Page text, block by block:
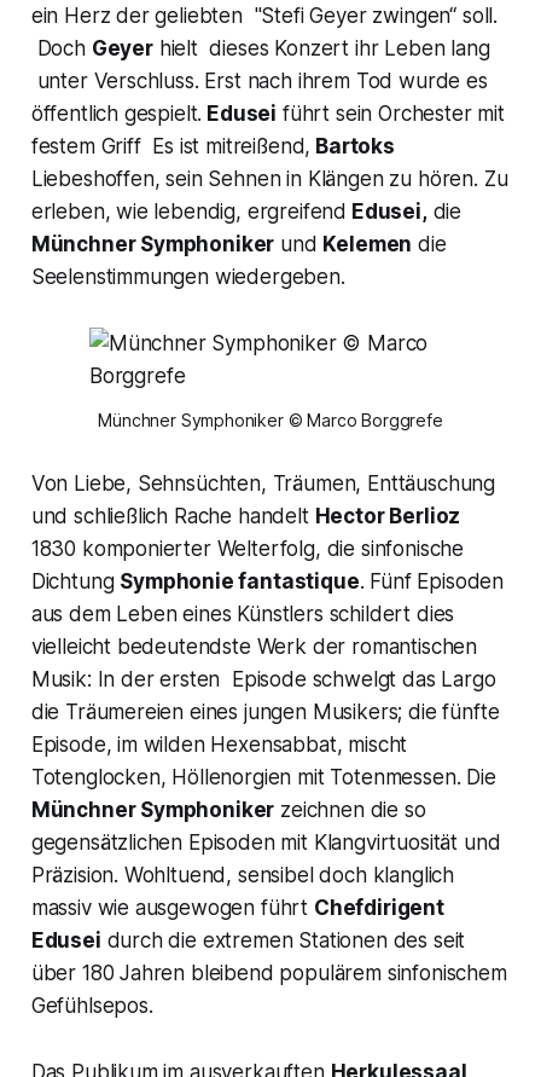
ein Herz der geliebten "Stefi Geyer zwingen“ soll.
Doch Geyerhielt dieses Konzert ihr Leben lang
unter Verschluss. Erst nach ihrem Tod wurde es
öffentlich gespielt. Edusei führt sein Orchester mit
festem Griff Es ist mitreißend, Bartoks
Liebeshoffen, sein Sehnen in Klängen zu hören. Zu
erleben, wie lebendig, ergreifend Edusei,die
Münchner Symphoniker und Kelemen die
Seelenstimmungen wiedergeben.
Münchner Symphoniker © Marco Borggrefe
Von Liebe, Sehnsüchten, Träumen, Enttäuschung
und schließlich Rache handelt Hector Berlioz
1830 komponierter Welterfolg, die sinfonische
Dichtung Symphonie fantastique. Fünf Episoden
aus dem Leben eines Künstlers schildert dies
vielleicht bedeutendste Werk der romantischen
Musik: In der ersten Episode schwelgt das Largo
die Träumereien eines jungen Musikers; die fünfte
Episode, im wilden Hexensabbat, mischt
Totenglocken, Höllenorgien mit Totenmessen. Die
Münchner Symphoniker zeichnen die so
gegensätzlichen Episoden mit Klangvirtuosität und
Präzision. Wohltuend, sensibel doch klanglich
massiv wie ausgewogen führt Chefdirigent
Edusei durch die extremen Stationen des seit
über 180 Jahren bleibend populärem sinfonischem
Gefühlsepos.